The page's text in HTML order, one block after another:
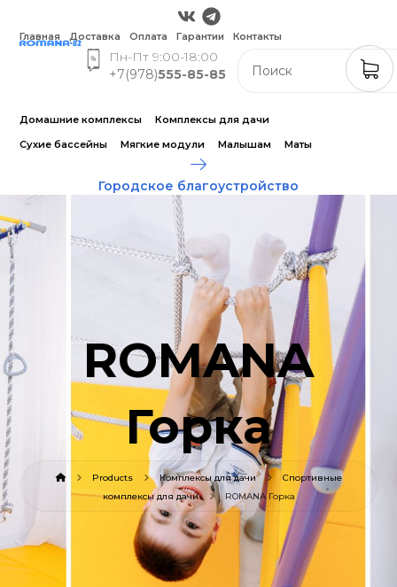
Главная Доставка Оплата Гарантии Контакты
Пн-Пт 9:00-18:00
+7(978)555-85-85
Домашние комплексы
Комплексы для дачи
Сухие бассейны
Мягкие модули Малышам Маты
Городское благоустройство
ROMANA
Горка
Products Комплексы для дачи
Спортивные
комплексы для дачи
ROMANA Горка